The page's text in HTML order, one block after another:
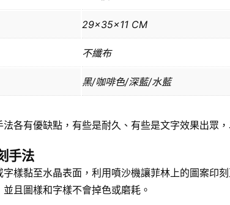
29x35x11 CM
不纖布
黑/咖啡色/深藍/水藍
各有優缺點，有些是耐久、有些是文字效果出眾
手法
樣黏至水晶表面，利用噴沙機讓菲林上的圖案印
且圖樣和字樣不會掉色或磨耗。